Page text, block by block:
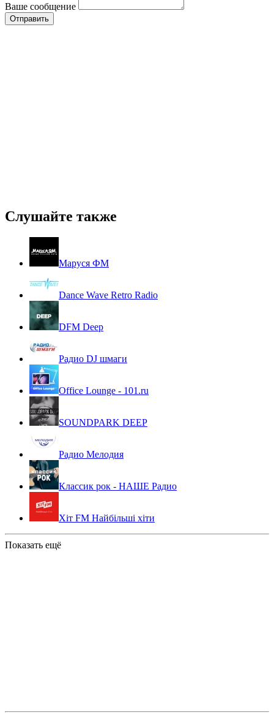
Ваше сообщение
Слушайте также
Маруся ФМ
Dance Wave Retro Radio
DFM Deep
Радио DJ шмаги
Office Lounge - 101.ru
SOUNDPARK DEEP
Радио Мелодия
Классик рок - НАШЕ Радио
Хіт FM Найбільші хіти
Показать ещё